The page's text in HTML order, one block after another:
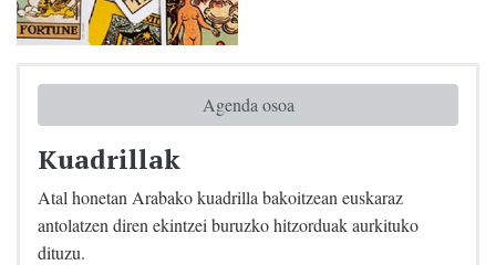
Agenda osoa
Kuadrillak
Atal honetan Arabako kuadrilla bakoitzean euskaraz
antolatzen diren ekintzei buruzko hitzorduak aurkituko
dituzu.